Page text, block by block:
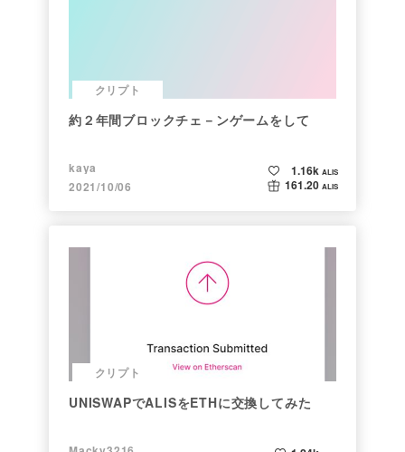
クリプト
約２年間ブロックチェ－ンゲームをして
kaya
2021/10/06
1.16k ALIS
161.20 ALIS
クリプト
UNISWAPでALISをETHに交換してみた